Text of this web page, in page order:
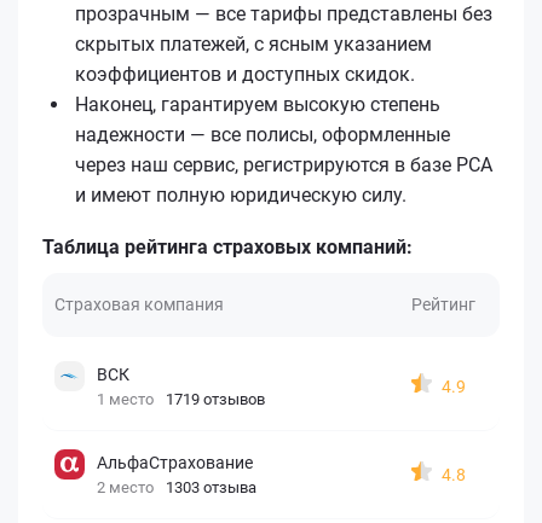
прозрачным — все тарифы представлены без
скрытых платежей, с ясным указанием
коэффициентов и доступных скидок.
Наконец, гарантируем высокую степень
надежности — все полисы, оформленные
через наш сервис, регистрируются в базе РСА
и имеют полную юридическую силу.
Таблица рейтинга страховых компаний:
Страховая компания Рейтинг
ВСК
1 место 1719 отзывов
4.9
АльфаСтрахование
2 место 1303 отзыва
4.8